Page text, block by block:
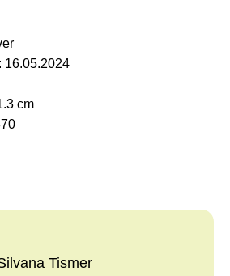
Höhen, rauschenden
ist ein einzigartiger
der Band durch faszinierende
zu Sehenswertem am
Karten. Ein Wanderbuch für
per pedes erkunden wollen
16.05.2024
cm
Tismer